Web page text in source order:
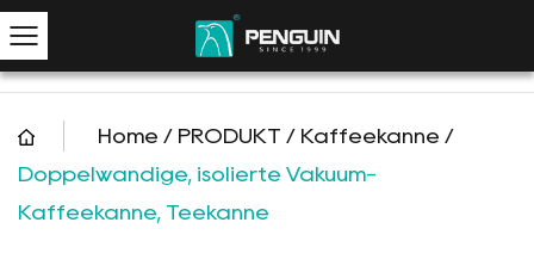
Home / PRODUKT / Kaffeekanne /
Doppelwandige, isolierte Vakuum-
Kaffeekanne, Teekanne